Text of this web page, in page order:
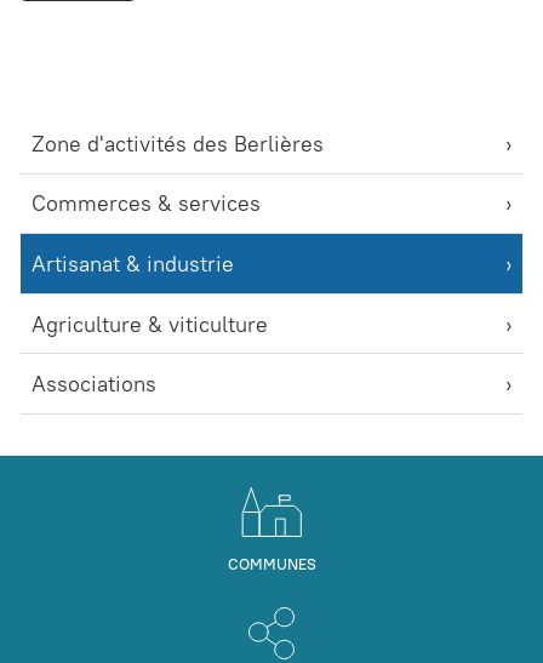
Zone d'activités des Berlières
Commerces & services
Artisanat & industrie
Agriculture & viticulture
Associations
COMMUNES